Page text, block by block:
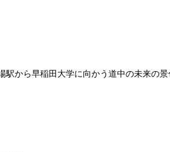
から早稲田大学に向かう道中の未来の